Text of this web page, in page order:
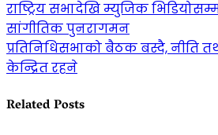
राष्ट्रिय सभादेखि म्युजिक
सांगीतिक पुनरागमन
प्रतिनिधिसभाको बैठक बस्दै, नीति
केन्द्रित रहने
Related Posts